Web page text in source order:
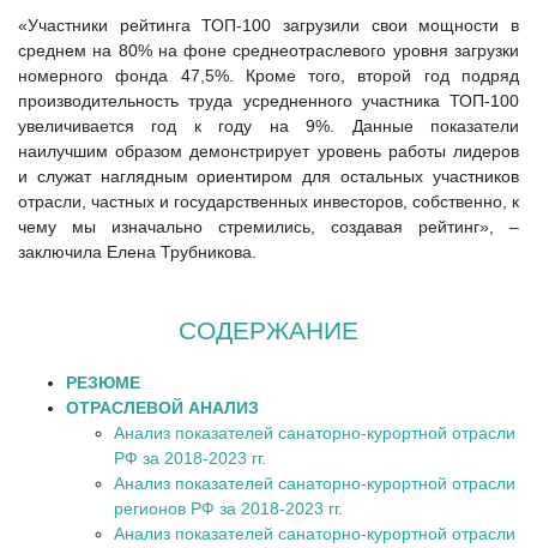
«Участники рейтинга ТОП-100 загрузили свои мощности в
среднем на 80% на фоне среднеотраслевого уровня загрузки
номерного фонда 47,5%. Кроме того, второй год подряд
производительность труда усредненного участника ТОП-100
увеличивается год к году на 9%. Данные показатели
наилучшим образом демонстрирует уровень работы лидеров
и служат наглядным ориентиром для остальных участников
отрасли, частных и государственных инвесторов, собственно, к
чему мы изначально стремились, создавая рейтинг», –
заключила Елена Трубникова.
СОДЕРЖАНИЕ
РЕЗЮМЕ
ОТРАСЛЕВОЙ АНАЛИЗ
Анализ показателей санаторно-курортной отрасли
РФ за 2018-2023 гг.
Анализ показателей санаторно-курортной отрасли
регионов РФ за 2018-2023 гг.
Анализ показателей санаторно-курортной отрасли